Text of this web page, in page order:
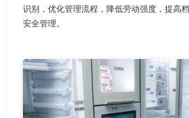
识别，优化管理流程，降低劳动强度，提高
安全管理。